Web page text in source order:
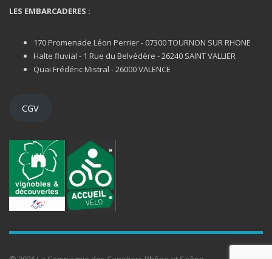
LES EMBARCADERES :
170 Promenade Léon Perrier - 07300 TOURNON SUR RHONE
Halte fluvial - 1 Rue du Belvédère - 26240 SAINT VALLIER
Quai Frédéric Mistral - 26000 VALENCE
CGV